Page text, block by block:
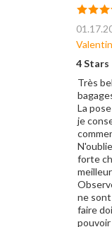
Valentin
4 Stars
Très
La
je
forte
ne
faire